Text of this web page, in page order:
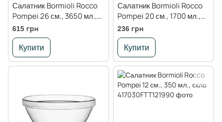
Салатник Bormioli Rocco
Pompei 26 см., 3650 мл.,
скло
615 грн
Купити
Салатник Bormioli Rocco
Pompei 20 см., 1700 мл.,
скло
236 грн
Купити